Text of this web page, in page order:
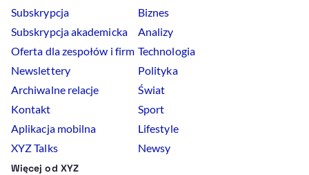
Subskrypcja
Subskrypcja akademicka
Oferta dla zespołów i firm
Newslettery
Archiwalne relacje
Kontakt
Aplikacja mobilna
XYZ Talks
Biznes
Analizy
Technologia
Polityka
Świat
Sport
Lifestyle
Newsy
Więcej od XYZ